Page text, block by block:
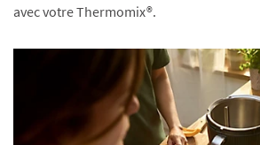
avec votre Thermomix®.